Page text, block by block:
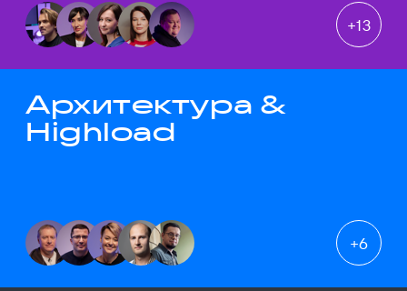
+13
Архитектура &
Highload
+6